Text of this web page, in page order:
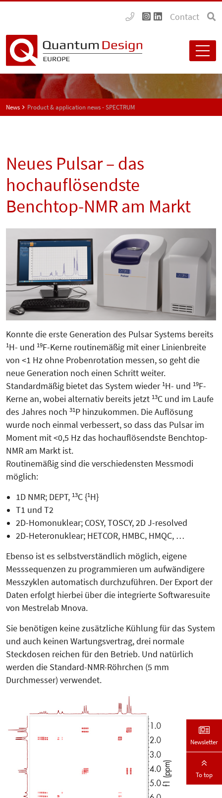
Contact
News Product & application news - SPECTRUM
Neues Pulsar – das
hochauflösendste
Benchtop-NMR am Markt
Konnte die erste Generation des Pulsar Systems bereits
1H- und 19F-Kerne routinemäßig mit einer Linienbreite
von <1 Hz ohne Probenrotation messen, so geht die
neue Generation noch einen Schritt weiter.
Standardmäßig bietet das System wieder 1H- und 19F-
Kerne an, wobei alternativ bereits jetzt 13C und im Laufe
des Jahres noch 31P hinzukommen. Die Auflösung
wurde noch einmal verbessert, so dass das Pulsar im
Moment mit <0,5 Hz das hochauflösendste Benchtop-
NMR am Markt ist.
Routinemäßig sind die verschieden­sten Messmodi
möglich:
1D NMR; DEPT, 13C {1H}
T1 und T2
2D-Homonuklear; COSY, TOSCY, 2D J-resolved
2D-Heteronuklear; HETCOR, HMBC, HMQC, …
Ebenso ist es selbstverständlich möglich, eigene
Messsequenzen zu programmieren um aufwändigere
Mess­zyklen automatisch durchzuführen. Der Export der
Daten erfolgt hierbei über die integrierte Softwaresuite
von Mestrelab Mnova.
Sie benötigen keine zusätzliche Küh­lung für das System
und auch keinen Wartungsvertrag, drei normale
Steckdosen reichen für den Betrieb. Und natürlich
werden die Standard-NMR-Röhrchen (5 mm
Durchmesser) verwendet.
Newsletter
To top